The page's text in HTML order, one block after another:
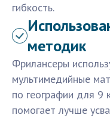
гибкость.
методик
Фрилансеры
мультимедийные
по географии для 9
помогает лучше